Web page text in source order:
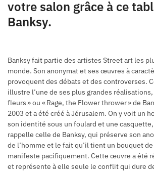
votre salon grâce à ce
Banksy.
Banksy fait partie des artistes Street art les
monde. Son anonymat et ses œuvres à
provoquent des débats et des controverses.
illustre l’une de ses plus grandes
fleurs » ou « Rage, the Flower thrower » de
2003 et a été créé à Jérusalem. On y voit un
son identité sous un foulard et une
rappelle celle de Banksy, qui préserve son
de l’homme et le fait qu’il tient un bouquet
manifeste pacifiquement. Cette œuvre a été
et représente à elle seule le conflit qui dure